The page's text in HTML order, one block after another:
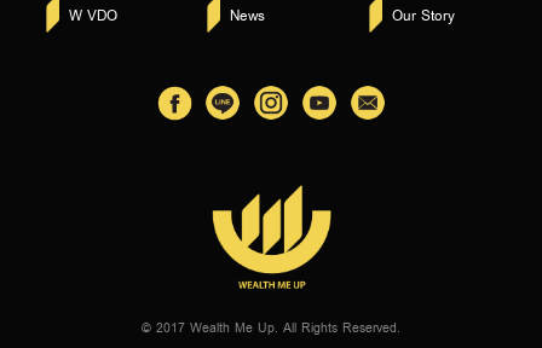
W VDO News Our Story
© 2017 Wealth Me Up. All Rights Reserved.